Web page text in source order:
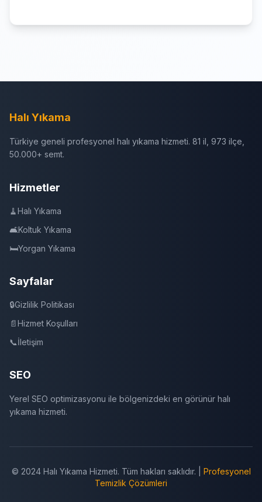
Halı Yıkama
Türkiye geneli profesyonel halı yıkama hizmeti. 81 il, 973 ilçe,
50.000+ semt.
Hizmetler
🧹Halı Yıkama
🛋️Koltuk Yıkama
🛏️Yorgan Yıkama
Sayfalar
🔒Gizlilik Politikası
📄Hizmet Koşulları
📞İletişim
SEO
Yerel SEO optimizasyonu ile bölgenizdeki en görünür halı
yıkama hizmeti.
© 2024 Halı Yıkama Hizmeti. Tüm hakları saklıdır. | Profesyonel
Temizlik Çözümleri